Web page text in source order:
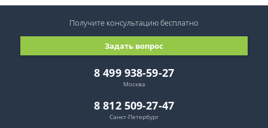
8 499 938-59-27
Москва
8 812 509-27-47
Санкт-Петербург
Задать вопрос
Получите консультациюбесплатно